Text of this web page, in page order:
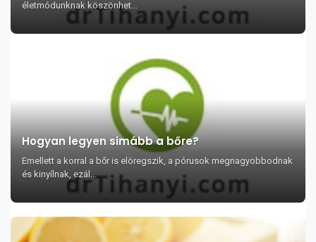
életmódunknak köszönhet...
Hogyan legyen simább a bőre?
Emellett a korral a bőr is elöregszik, a pórusok megnagyobbodnak
és kinyílnak, ezál...